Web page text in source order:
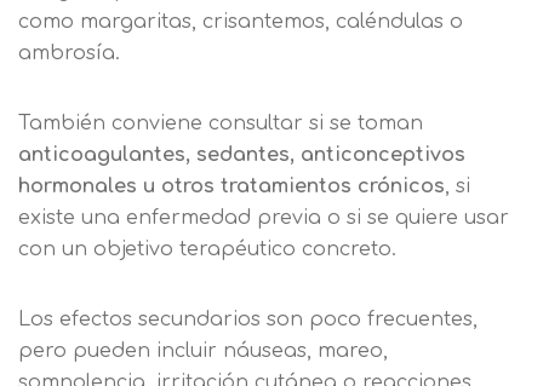
como margaritas, crisantemos, caléndulas o
ambrosía.
También conviene consultar si se toman
anticoagulantes, sedantes, anticonceptivos
hormonales u otros tratamientos crónicos, si
existe una enfermedad previa o si se quiere usar
con un objetivo terapéutico concreto.
Los efectos secundarios son poco frecuentes,
pero pueden incluir náuseas, mareo,